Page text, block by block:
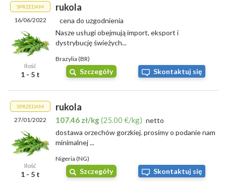
Skup Małopolskie
Skup Mazowieckie
Skup Opolskie
Skup Podkarpackie
Skup Podlaskie
Skup Pomorskie
Skup Śląskie
Skup Świętokrzyskie
Skup Warmińsko-Mazurskie
Skup Wielkopolskie
Skup Zachodniopomorskie
SPRZEDAM
16/06/2022
Ilość
1 - 5 t
rukola
cena do uzgodnienia
Nasze usługi obejmują import, eksport i
dystrybucję świeżych...
Brazylia (BR)
Szczegóły Skontaktuj się
SPRZEDAM
27/01/2022
Ilość
1 - 5 t
rukola
107.46 zł/kg(25.00 €/kg) netto
dostawa orzechów gorzkiej. prosimy o podanie nam
minimalnej ...
Nigeria (NG)
Szczegóły Skontaktuj się